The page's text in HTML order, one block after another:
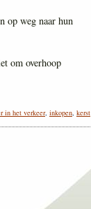
op weg naar hun
om overhoop
in het verkeer, inkopen, kerst